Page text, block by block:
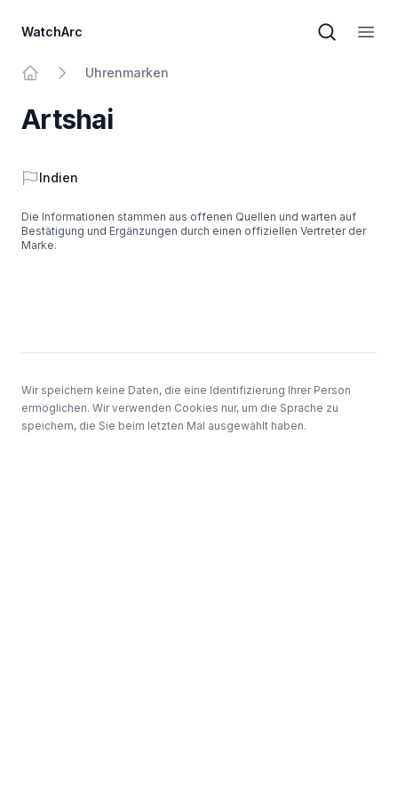
WatchArc
Uhrenmarken
Artshai
LandIndien
Die Informationen stammen aus offenen Quellen und warten auf
Bestätigung und Ergänzungen durch einen offiziellen Vertreter der
Marke.
Wir speichern keine Daten, die eine Identifizierung Ihrer Person
ermöglichen. Wir verwenden Cookies nur, um die Sprache zu
speichern, die Sie beim letzten Mal ausgewählt haben.